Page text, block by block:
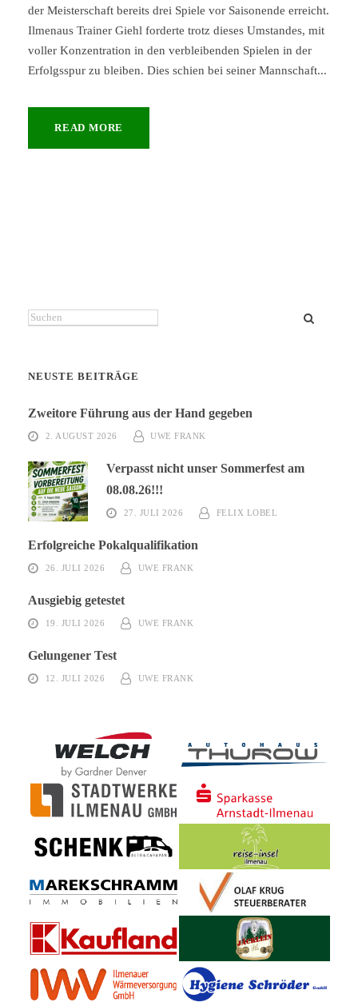
der Meisterschaft bereits drei Spiele vor Saisonende erreicht.
Ilmenaus Trainer Giehl forderte trotz dieses Umstandes, mit
voller Konzentration in den verbleibenden Spielen in der
Erfolgsspur zu bleiben. Dies schien bei seiner Mannschaft...
READ MORE
Suchen
NEUSTE BEITRÄGE
Zweitore Führung aus der Hand gegeben
2. AUGUST 2026 UWE FRANK
Verpasst nicht unser Sommerfest am
08.08.26!!!
27. JULI 2026 FELIX LOBEL
Erfolgreiche Pokalqualifikation
26. JULI 2026 UWE FRANK
Ausgiebig getestet
19. JULI 2026 UWE FRANK
Gelungener Test
12. JULI 2026 UWE FRANK